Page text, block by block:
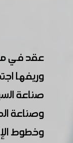
عقد في
وريفها
صناعة
وصناعة
وخطوط